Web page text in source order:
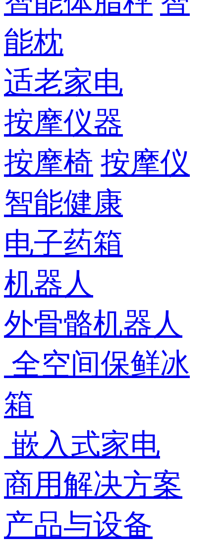
能枕
适老家电
按摩仪器
按摩椅 按摩仪
智能健康
电子药箱
机器人
外骨骼机器人
全空间保鲜冰
箱
嵌入式家电
商用解决方案
产品与设备